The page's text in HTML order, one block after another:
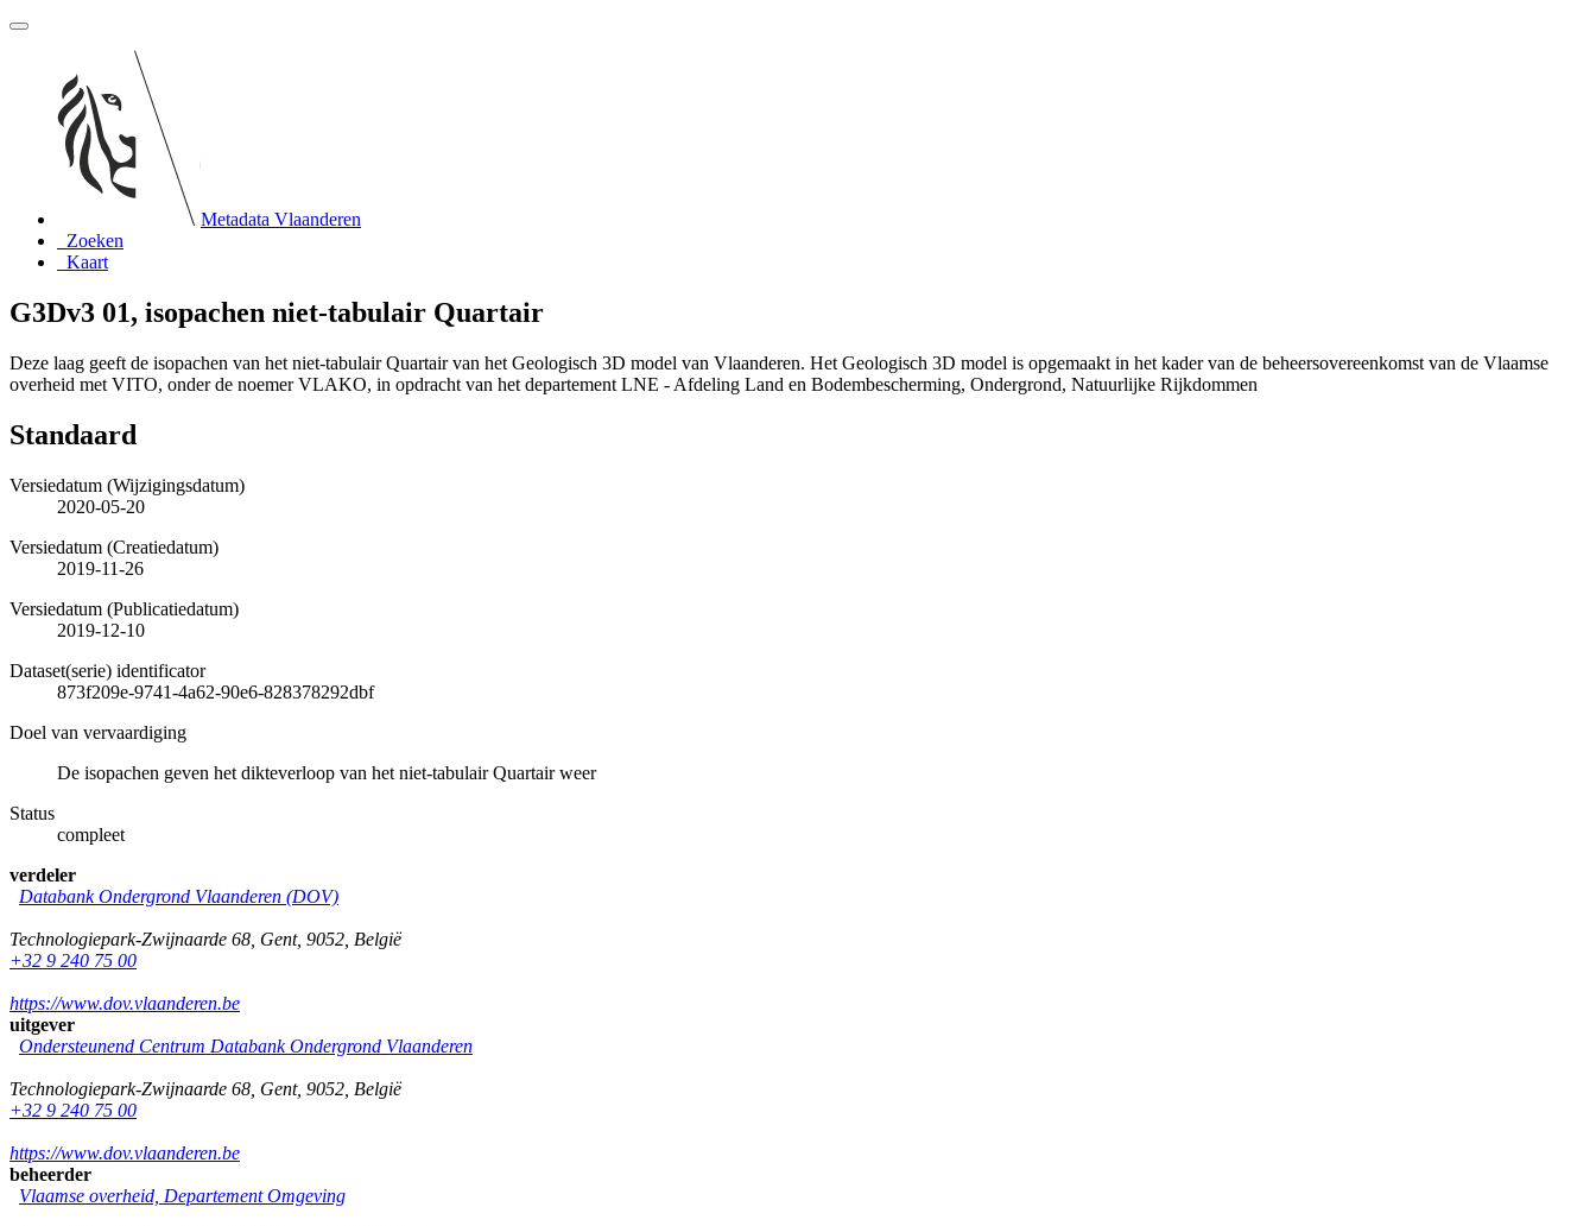
Metadata Vlaanderen
Zoeken
Kaart
G3Dv3 01, isopachen niet-tabulair Quartair
Deze laag geeft de isopachen van het niet-tabulair Quartair van het Geologisch 3D model van Vlaanderen. Het Geologisch 3D model is opgemaakt in het kader van de beheersovereenkomst van de Vlaamse
overheid met VITO, onder de noemer VLAKO, in opdracht van het departement LNE - Afdeling Land en Bodembescherming, Ondergrond, Natuurlijke Rijkdommen
Standaard
Versiedatum (Wijzigingsdatum)
2020-05-20
Versiedatum (Creatiedatum)
2019-11-26
Versiedatum (Publicatiedatum)
2019-12-10
Dataset(serie) identificator
873f209e-9741-4a62-90e6-828378292dbf
Doel van vervaardiging
De isopachen geven het dikteverloop van het niet-tabulair Quartair weer
Status
compleet
verdeler
Databank Ondergrond Vlaanderen (DOV)
Technologiepark-Zwijnaarde 68 Gent, 9052 België
+32 9 240 75 00
https://www.dov.vlaanderen.be
uitgever
Ondersteunend Centrum Databank Ondergrond Vlaanderen
Technologiepark-Zwijnaarde 68 Gent, 9052 België
+32 9 240 75 00
https://www.dov.vlaanderen.be
beheerder
Vlaamse overheid, Departement Omgeving